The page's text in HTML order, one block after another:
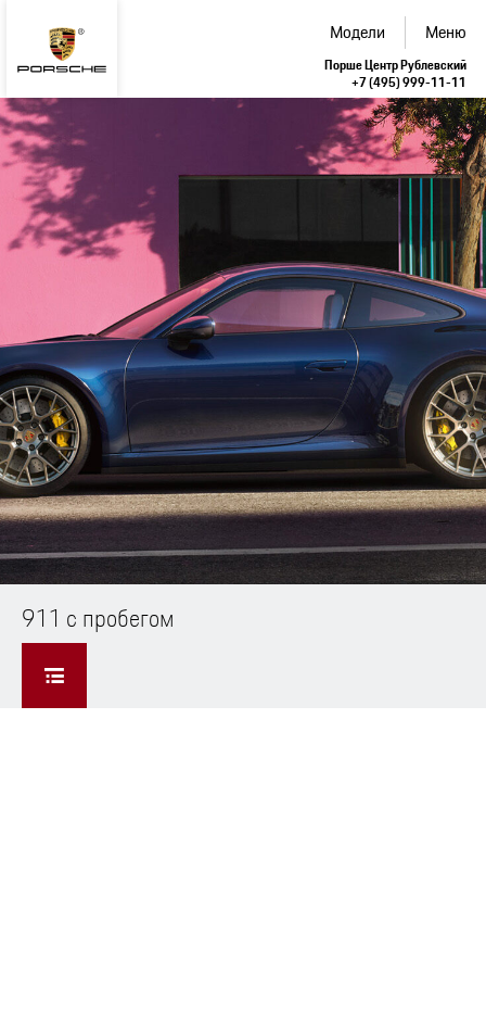
Модели Меню
Порше Центр Рублевский
+7 (495) 999-11-11
911 с пробегом